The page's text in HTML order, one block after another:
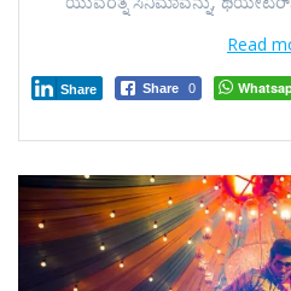
Read
Share 0
Share